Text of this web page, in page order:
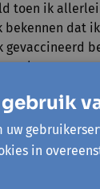
toen ik
dat
luisteren,
Laat die
uw
in